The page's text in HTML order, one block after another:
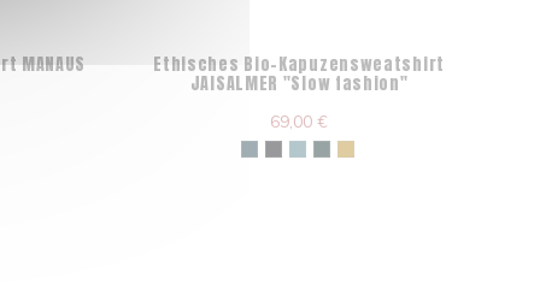
MANAUS Ethisches Bio-Kapuzensweatshirt
JAISALMER "Slow fashion"
69,00 €